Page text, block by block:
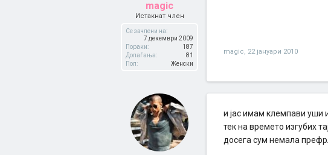
magic
Истакнат член
Се зачлени на:
7 декември 2009
Пораки:
187
Допаѓања:
81
Пол:
Женски
magic, 22 јануари 2010
и јас имам клемпави уши
тек на времето изгубих
досега сум немала